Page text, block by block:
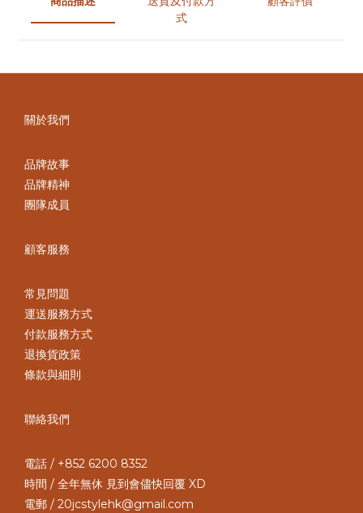
式
關於我們
品牌故事
品牌精神
團隊成員
顧客服務
常見問題
運送服務方式
付款服務方式
退換貨政策
條款與細則
聯絡我們
電話 / +852 6200 8352
時間 / 全年無休 見到會儘快回覆 XD
電郵 / 20jcstylehk@gmail.com